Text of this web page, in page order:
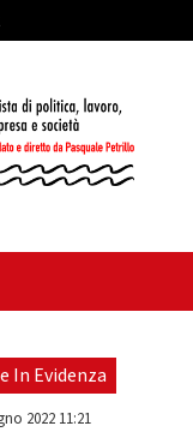
de' Tirreni, il
giornata storica: la
In Evidenza
2022 11:21